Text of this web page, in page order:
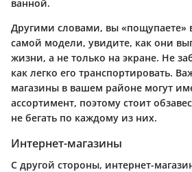
ванной.
Другими словами, вы «пощупаете»
самой модели, увидите, как они
жизни, а не только на экране. Не
как легко его транспортировать.
магазины в вашем районе могут
ассортимент, поэтому стоит
не бегать по каждому из них.
Интернет-магазины
С другой стороны, интернет-